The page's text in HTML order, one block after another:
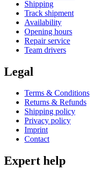
Shipping
Track shipment
Availability
Opening hours
Repair service
Team drivers
Legal
Terms & Conditions
Returns & Refunds
Shipping policy
Privacy policy
Imprint
Contact
Expert help